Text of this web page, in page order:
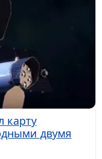
карту
двумя